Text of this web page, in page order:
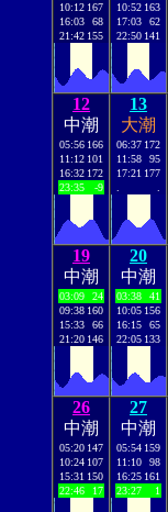
10:12 167
16:03
68
21:42 155
10:52 163
17:03
62
22:50 141
12
中潮
05:56 166
11:12 101
16:32 172
23:35
-9
13
大潮
06:37 172
11:58
95
17:21 177
19
中潮
03:09
24
09:38 160
15:33
66
21:20 146
20
中潮
03:38
41
10:05 156
16:15
65
22:05 133
26
中潮
05:20 147
10:24 107
15:31 150
22:46
17
27
中潮
05:54 159
11:10
98
16:25 161
23:27
1